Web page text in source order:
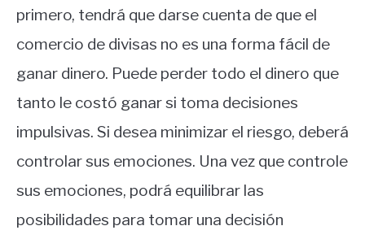
primero, tendrá que darse cuenta de que el
comercio de divisas no es una forma fácil de
ganar dinero. Puede perder todo el dinero que
tanto le costó ganar si toma decisiones
impulsivas. Si desea minimizar el riesgo, deberá
controlar sus emociones. Una vez que controle
sus emociones, podrá equilibrar las
posibilidades para tomar una decisión